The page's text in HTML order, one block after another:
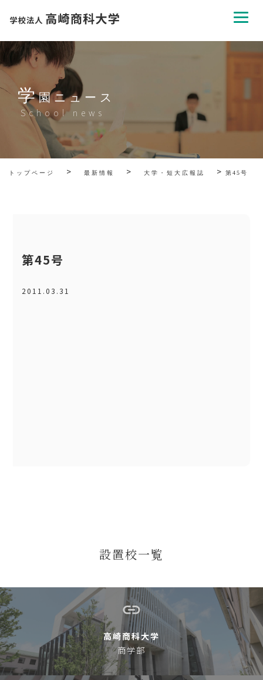
学園ニュース
School news
トップページ > 最新情報 > 大学・短大広報誌 > 第45号
第45号
2011.03.31
設置校一覧
高崎商科大学
商学部